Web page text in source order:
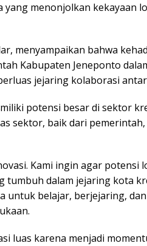
yang menonjolkan kekayaan
menyampaikan bahwa
Kabupaten Jeneponto
jejaring kolaborasi
potensi besar di sektor
sektor, baik dari
Kami ingin agar potensi
tumbuh dalam jejaring kota
untuk belajar, berjejaring,
luas karena menjadi